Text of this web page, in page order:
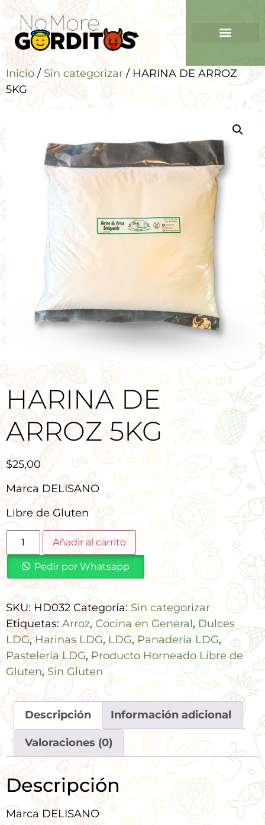
Inicio/ Sin categorizar / HARINA DE ARROZ
5KG
HARINA DE
ARROZ 5KG
$25,00
Marca DELISANO
Libre de Gluten
Añadir al carrito
Pedir por Whatsapp
SKU: HD032 Categoría:Sin categorizar
Etiquetas: Arroz, Cocina en General, Dulces
LDG,Harinas LDG, LDG,Panadería LDG,
Pastelería LDG, Producto Horneado Libre de
Gluten, Sin Gluten
Descripción Información adicional
Valoraciones (0)
Descripción
Marca DELISANO